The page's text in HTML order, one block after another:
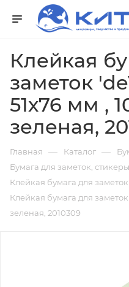
Клейкая
заметок
51х76 мм ,
зеленая,
Главная — Каталог —
Бумага для заметок, стикеры
Клейкая бумага для заметок
Клейкая бумага для заметок
зеленая, 2010309